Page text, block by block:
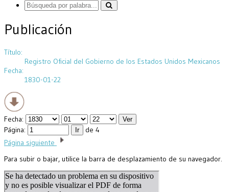
Publicación
Título:
Registro Oficial del Gobierno de los Estados Unidos Mexicanos
Fecha:
1830-01-22
Fecha:
Página:
de 4
Página siguiente
Para subir o bajar, utilice la barra de desplazamiento de su navegador.